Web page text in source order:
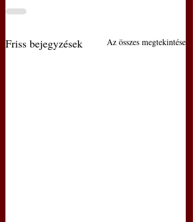
Friss bejegyzések Az összes megtekintése